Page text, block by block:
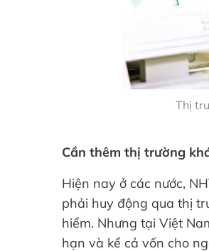
Thị
Cần thêm thị trường
Hiện nay ở các nước,
phải huy động qua thị
hiểm. Nhưng tại Việt
hạn và kể cả vốn cho